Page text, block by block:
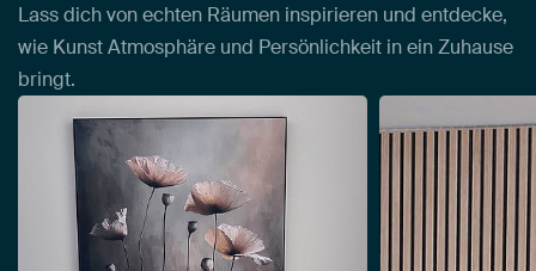
Lass dich von echten Räumen inspirieren und entdecke,
wie Kunst Atmosphäre und Persönlichkeit in ein Zuhause
bringt.